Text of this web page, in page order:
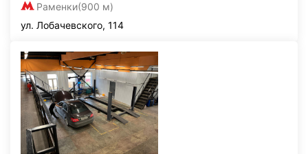
Раменки(900 м)
ул. Лобачевского, 114